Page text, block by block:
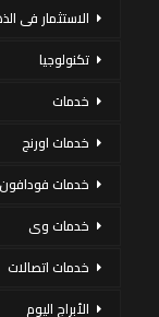
الاستثمار فى
تكنولوجيا
خدمات
خدمات اورنج
خدمات فودافون
خدمات وى
خدمات اتصالات
الأبراج اليوم